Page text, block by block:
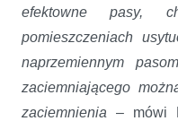
efektowne pasy,
pomieszczeniach
naprzemiennym
zaciemniającego
zaciemnienia – mówi